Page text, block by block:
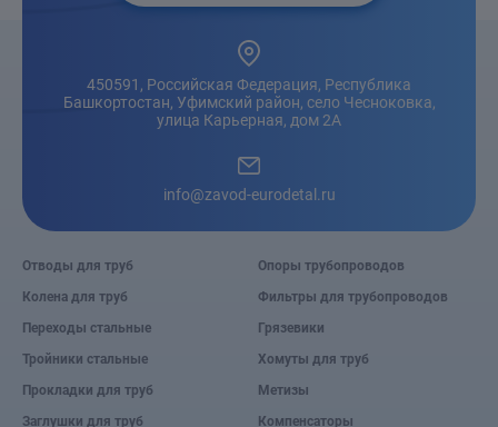
450591, Российская Федерация, Республика
Башкортостан, Уфимский район, село Чесноковка,
улица Карьерная, дом 2А
info@zavod-eurodetal.ru
Отводы для труб
Колена для труб
Переходы стальные
Тройники стальные
Прокладки для труб
Заглушки для труб
Опоры трубопроводов
Фильтры для трубопроводов
Грязевики
Хомуты для труб
Метизы
Компенсаторы